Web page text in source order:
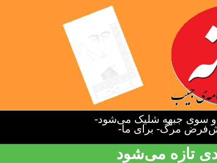
سوی جبهه شلیک می‌شود-
مرگ- برای ما-
تازه می‌شود